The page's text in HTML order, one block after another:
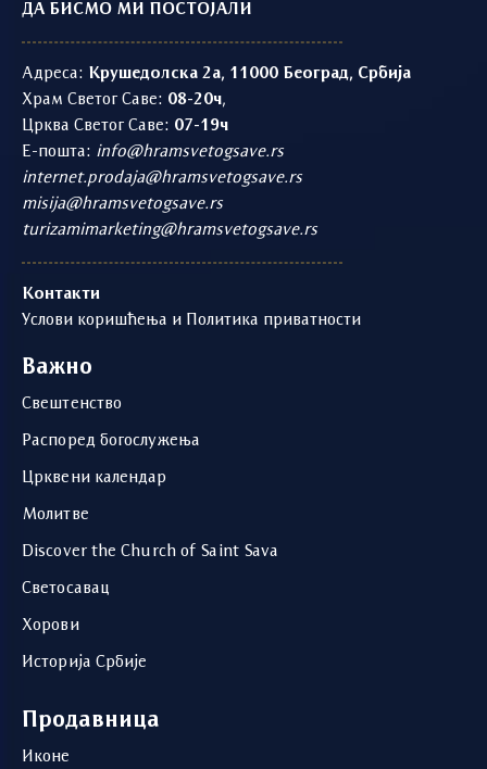
ДА БИСМО МИ ПОСТОЈАЛИ
Адреса: Крушедолска 2а, 11000 Београд, Србија
Храм Светог Саве: 08-20ч,
Црква Светог Саве: 07-19ч
Е-пошта: info@hramsvetogsave.rs
internet.prodaja@hramsvetogsave.rs
misija@hramsvetogsave.rs
turizamimarketing@hramsvetogsave.rs
Контакти
Услови коришћења и Политика приватности
Важно
Свештенство
Распоред богослужења
Црквени календар
Молитве
Discover the Church of Saint Sava
Светосавац
Хорови
Историја Србије
Продавница
Иконе